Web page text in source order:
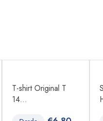
T-shirt Original T
14...